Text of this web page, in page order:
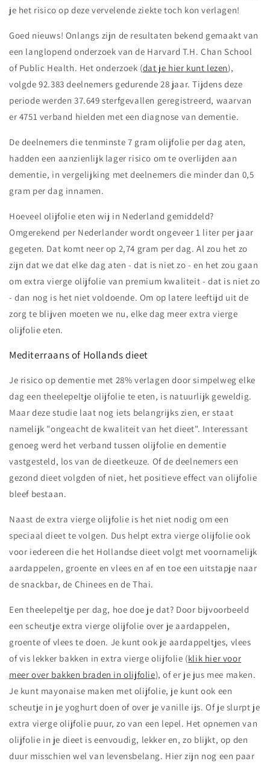
je het risico op deze vervelende ziekte toch kon verlagen!
Goed nieuws! Onlangs zijn de resultaten bekend gemaakt van
een langlopend onderzoek van de Harvard T.H. Chan School
of Public Health. Het onderzoek (dat je hier kunt lezen),
volgde 92.383 deelnemers gedurende 28 jaar. Tijdens deze
periode werden 37.649 sterfgevallen geregistreerd, waarvan
er 4751 verband hielden met een diagnose van dementie.
De deelnemers die tenminste 7 gram olijfolie per dag aten,
hadden een aanzienlijk lager risico om te overlijden aan
dementie, in vergelijking met deelnemers die minder dan 0,5
gram per dag innamen.
Hoeveel olijfolie eten wij in Nederland gemiddeld?
Omgerekend per Nederlander wordt ongeveer 1 liter per jaar
gegeten. Dat komt neer op 2,74 gram per dag. Al zou het zo
zijn dat we dat elke dag aten - dat is niet zo - en het zou gaan
om extra vierge olijfolie van premium kwaliteit - dat is niet zo
- dan nog is het niet voldoende. Om op latere leeftijd uit de
zorg te blijven moeten we nu, elke dag meer extra vierge
olijfolie eten.
Mediterraans of Hollands dieet
Je risico op dementie met 28% verlagen door simpelweg elke
dag een theelepeltje olijfolie te eten, is natuurlijk geweldig.
Maar deze studie laat nog iets belangrijks zien, er staat
namelijk "ongeacht de kwaliteit van het dieet". Interessant
genoeg werd het verband tussen olijfolie en dementie
vastgesteld, los van de dieetkeuze. Of de deelnemers een
gezond dieet volgden of niet, het positieve effect van olijfolie
bleef bestaan.
Naast de extra vierge olijfolie is het niet nodig om een
speciaal dieet te volgen. Dus helpt extra vierge olijfolie ook
voor iedereen die het Hollandse dieet volgt met voornamelijk
aardappelen, groente en vlees en af en toe een uitstapje naar
de snackbar, de Chinees en de Thai.
Een theelepeltje per dag, hoe doe je dat? Door bijvoorbeeld
een scheutje extra vierge olijfolie over je aardappelen,
groente of vlees te doen. Je kunt ook je aardappeltjes, vlees
of vis lekker bakken in extra vierge olijfolie (klik hier voor
meer over bakken braden in olijfolie), of er je jus mee maken.
Je kunt mayonaise maken met olijfolie, je kunt ook een
scheutje in je yoghurt doen of over je vanille ijs. Of je slurpt je
extra vierge olijfolie puur, zo van een lepel. Het opnemen van
olijfolie in je dieet is eenvoudig, lekker en, zo blijkt, op den
duur misschien wel van levensbelang. Hier zijn nog een paar